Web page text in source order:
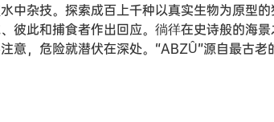
中杂技。探索成百上千种以真实生物为原型
彼此和捕食者作出回应。徜徉在史诗般的海
意，危险就潜伏在深处。“ABZÛ”源自最古